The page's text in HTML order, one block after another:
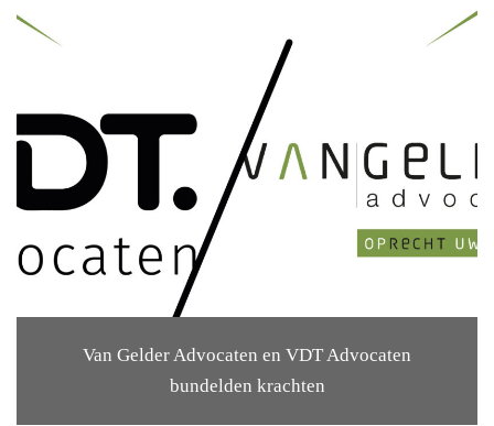
Van Gelder Advocaten en VDT Advocaten
bundelden krachten